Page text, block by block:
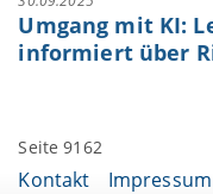
Umgang mit KI:
informiert über
Seite 9162
Kontakt Impressum